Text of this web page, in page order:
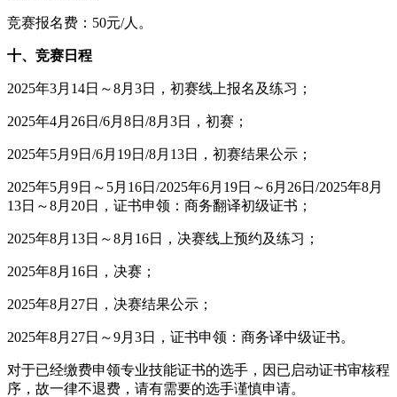
竞赛报名费：50元/人。
十、竞赛日程
2025年3月14日～8月3日，初赛线上报名及练习；
2025年4月26日/6月8日/8月3日，初赛；
2025年5月9日/6月19日/8月13日，初赛结果公示；
2025年5月9日～5月16日/2025年6月19日～6月26日/2025年8月
13日～8月20日，证书申领：商务翻译初级证书；
2025年8月13日～8月16日，决赛线上预约及练习；
2025年8月16日，决赛；
2025年8月27日，决赛结果公示；
2025年8月27日～9月3日，证书申领：商务译中级证书。
对于已经缴费申领专业技能证书的选手，因已启动证书审核程
序，故一律不退费，请有需要的选手谨慎申请。